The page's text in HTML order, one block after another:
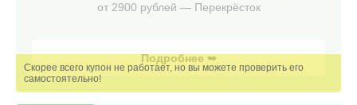
от 2900 рублей — Перекрёсток
Подробнее ➥